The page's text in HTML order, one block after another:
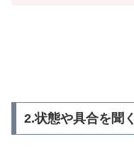
2.状態や具合を聞く